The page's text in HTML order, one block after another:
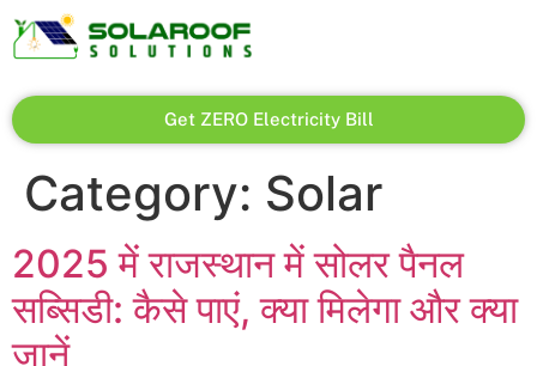
Get ZERO Electricity Bill
Category: Solar
2025 में राजस्थान में सोलर पैनल
सब्सिडी: कैसे पाएं, क्या मिलेगा और क्या
जानें